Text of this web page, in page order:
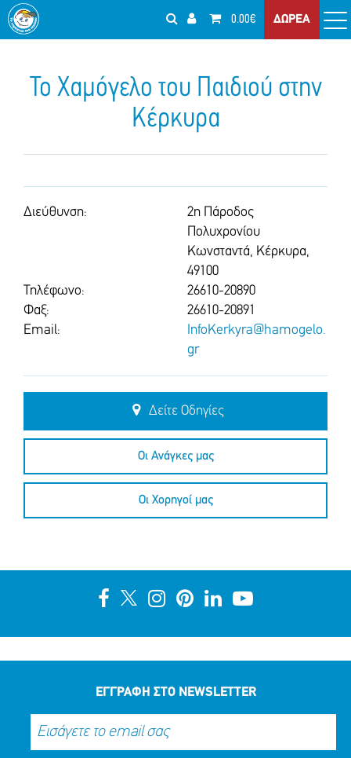
0.00€ ΔΩΡΕΑ
Το Χαμόγελο του Παιδιού στην
Κέρκυρα
Διεύθυνση:
2η Πάροδος
Πολυχρονίου
Κωνσταντά, Κέρκυρα,
49100
Τηλέφωνο:
26610-20890
Φαξ:
26610-20891
Email:
InfoKerkyra@hamogelo.
gr
Δείτε Οδηγίες
Οι Ανάγκες μας
Οι Χορηγοί μας
ΕΓΓΡΑΦΗ ΣΤΟ NEWSLETTER